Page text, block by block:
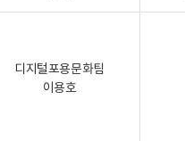
디지털포용문화팀
이용호